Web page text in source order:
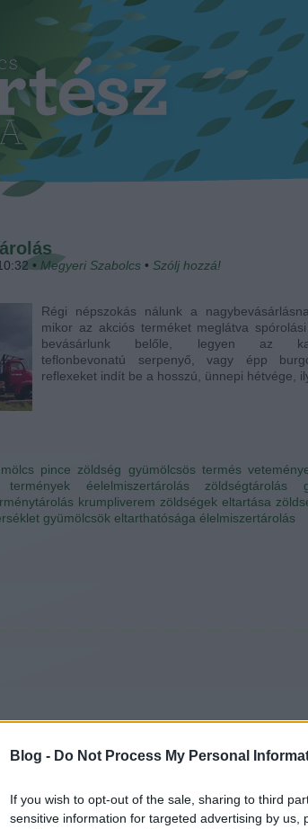
Blog - Do Not Process My Personal
If you wish to opt-out of the sale, sharing to third
sensitive information for targeted advertising by us,
• Megyeri Szabolcs • Szólj hozzá!
Régi népszokás nálunk a
mikor az akciós terméket meglátva
bevásárlunk belőle, legyen az
teflonbevonatú serpenyő, vagy épp
reflexeket indít be a hosszú, ünnepi hétvége,
pince zöldség gyümölcsös termés
éelelmiszertárolás zöldségtárolás
krumpliverem zöldségek eltartása
gyümölcsök eltarthatósága élelmiszertárolás